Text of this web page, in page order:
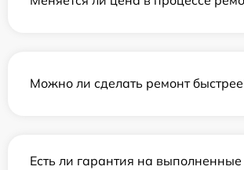
Можно ли сделать ремонт
Есть ли гарантия на выполненные